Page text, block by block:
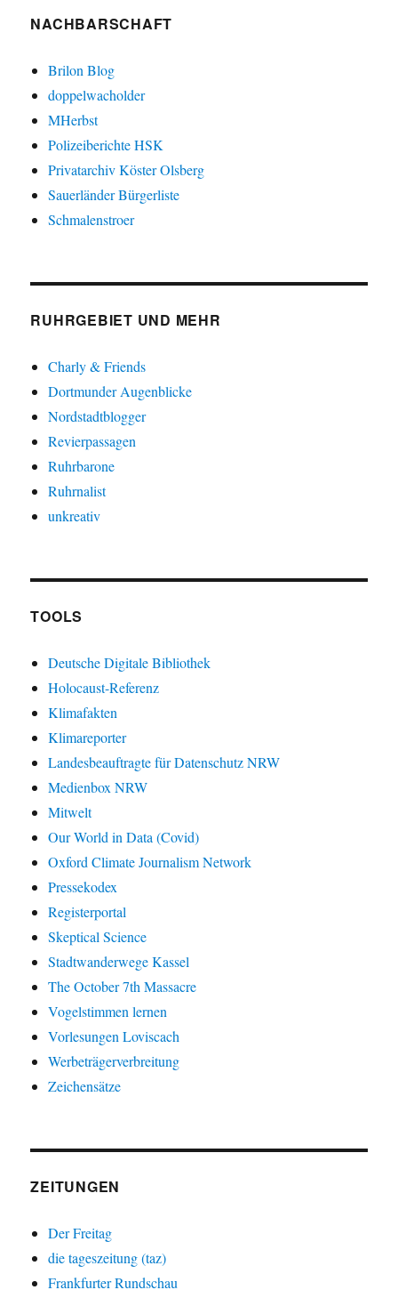
NACHBARSCHAFT
Brilon Blog
doppelwacholder
MHerbst
Polizeiberichte HSK
Privatarchiv Köster Olsberg
Sauerländer Bürgerliste
Schmalenstroer
RUHRGEBIET UND MEHR
Charly & Friends
Dortmunder Augenblicke
Nordstadtblogger
Revierpassagen
Ruhrbarone
Ruhrnalist
unkreativ
TOOLS
Deutsche Digitale Bibliothek
Holocaust-Referenz
Klimafakten
Klimareporter
Landesbeauftragte für Datenschutz NRW
Medienbox NRW
Mitwelt
Our World in Data (Covid)
Oxford Climate Journalism Network
Pressekodex
Registerportal
Skeptical Science
Stadtwanderwege Kassel
The October 7th Massacre
Vogelstimmen lernen
Vorlesungen Loviscach
Werbeträgerverbreitung
Zeichensätze
ZEITUNGEN
Der Freitag
die tageszeitung (taz)
Frankfurter Rundschau